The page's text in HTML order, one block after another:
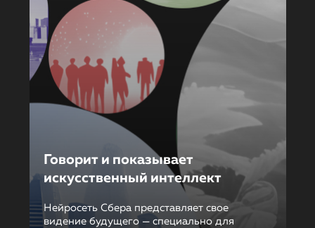
Говорит и показывает
искусственный интеллект
Нейросеть Сбера представляет свое
видение будущего — специально для